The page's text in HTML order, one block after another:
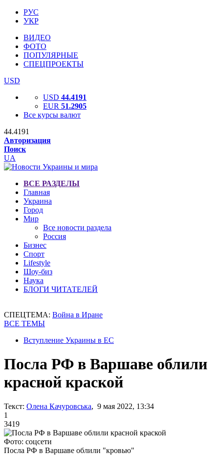
РУС
УКР
ВИДЕО
ФОТО
ПОПУЛЯРНЫЕ
СПЕЦПРОЕКТЫ
USD
USD 44.4191
EUR 51.2905
Все курсы валют
44.4191
Авторизация
Поиск
UA
ВСЕ РАЗДЕЛЫ
Главная
Украина
Город
Мир
Все новости раздела
Россия
Бизнес
Спорт
Lifestyle
Шоу-биз
Наука
БЛОГИ ЧИТАТЕЛЕЙ
СПЕЦТЕМА: Война в Иране
ВСЕ ТЕМЫ
Вступление Украины в ЕС
Посла РФ в Варшаве облили
красной краской
Текст: Олена Качуровська, 9 мая 2022, 13:34
1
3419
Фото: соцсети
Посла РФ в Варшаве облили "кровью"